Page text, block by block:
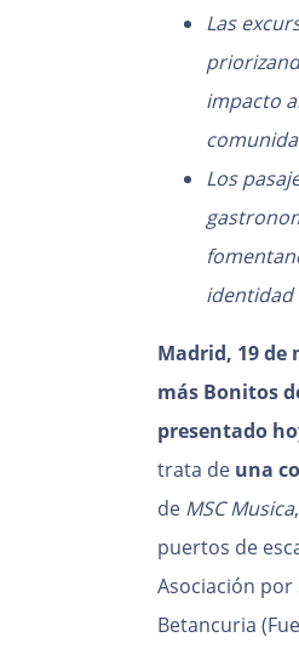
Las
impacto
Los
identidad
Madrid, 19 de
más Bonitos
presentado
trata de una
de MSC Musica
puertos de
Asociación
Betancuria